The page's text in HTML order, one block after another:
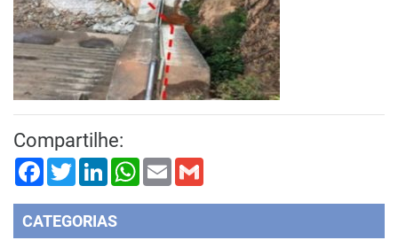
Compartilhe:
FacebookTwitterLinkedInWhatsApp
Email
CATEGORIAS